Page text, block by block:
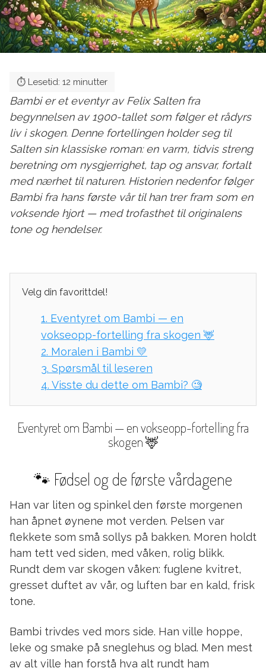
Bambi er et eventyr av Felix Salten fra
begynnelsen av 1900-tallet som følger et rådyrs
liv i skogen. Denne fortellingen holder seg til
Salten sin klassiske roman: en varm, tidvis streng
beretning om nysgjerrighet, tap og ansvar, fortalt
med nærhet til naturen. Historien nedenfor følger
Bambi fra hans første vår til han trer fram som en
voksende hjort — med trofasthet til originalens
tone og hendelser.
Velg din favorittdel!
1. Eventyret om Bambi — en
vokseopp-fortelling fra skogen 🦌
2. Moralen i Bambi 💛
3. Spørsmål til leseren
4. Visste du dette om Bambi? 🧐
Eventyret om Bambi — en vokseopp-fortelling fra
skogen 🦌
🐾 Fødsel og de første vårdagene
Han var liten og spinkel den første morgenen
han åpnet øynene mot verden. Pelsen var
flekkete som små sollys på bakken. Moren holdt
ham tett ved siden, med våken, rolig blikk.
Rundt dem var skogen våken: fuglene kvitret,
gresset duftet av vår, og luften bar en kald, frisk
tone.
Bambi trivdes ved mors side. Han ville hoppe,
leke og smake på sneglehus og blad. Men mest
av alt ville han forstå hva alt rundt ham